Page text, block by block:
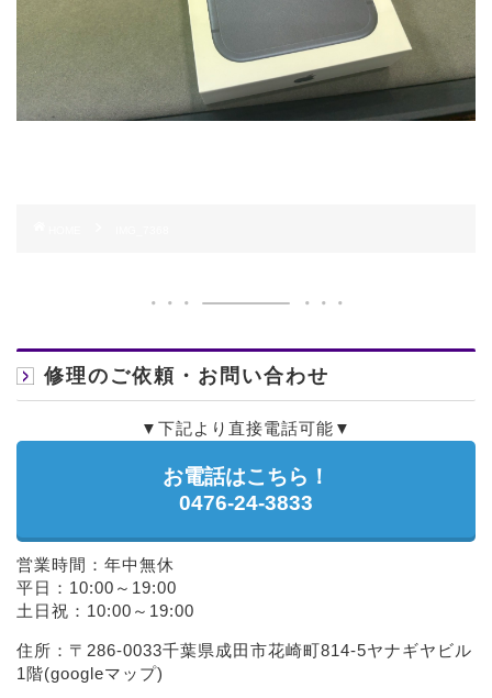
修理のご依頼・お問い合わせ
▼下記より直接電話可能▼
お電話はこちら！
0476-24-3833
営業時間：年中無休
平日：10:00～19:00
土日祝：10:00～19:00
住所：〒286-0033千葉県成田市花崎町814-5ヤナギヤビル
1階(googleマップ)